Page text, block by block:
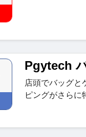
Pgytech
店頭でバッグと
ピングがさらに